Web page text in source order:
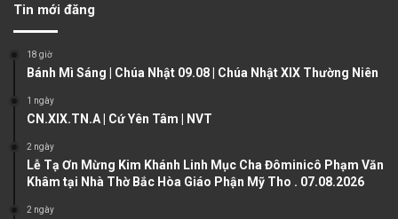
u
p
g
g
Tin mới đăng
18 giờ
Bánh Mì Sáng | Chúa Nhật 09.08 | Chúa Nhật XIX Thường Niên
1 ngày
CN.XIX.TN.A | Cứ Yên Tâm | NVT
2 ngày
Lễ Tạ Ơn Mừng Kim Khánh Linh Mục Cha Đôminicô Phạm Văn
Khâm tại Nhà Thờ Bắc Hòa Giáo Phận Mỹ Tho . 07.08.2026
2 ngày